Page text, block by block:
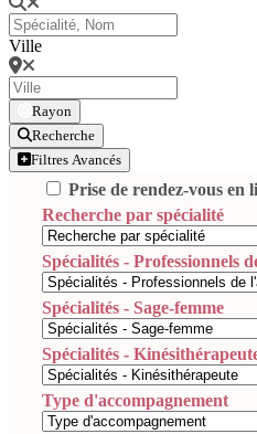
Ville
Rayon
Recherche
Filtres Avancés
Prise de rendez-vous en
Recherche par spécialité
Spécialités - Professionnels
Spécialités - Sage-femme
Spécialités -
Type d'accompagnement